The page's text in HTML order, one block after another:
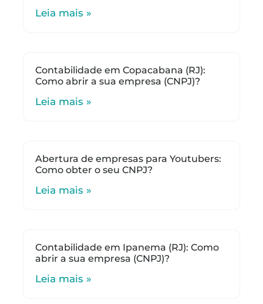
Leia mais »
Contabilidade em Copacabana (RJ):
Como abrir a sua empresa (CNPJ)?
Leia mais »
Abertura de empresas para Youtubers:
Como obter o seu CNPJ?
Leia mais »
Contabilidade em Ipanema (RJ): Como
abrir a sua empresa (CNPJ)?
Leia mais »